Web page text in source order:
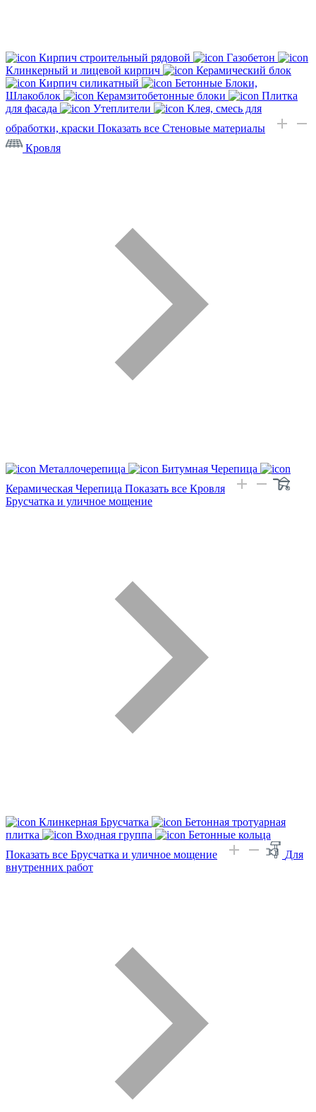
Кирпич строительный рядовой
Газобетон
Клинкерный и лицевой кирпич
Керамический блок
Кирпич силикатный
Бетонные Блоки,
Шлакоблок
Керамзитобетонные блоки
Плитка
для фасада
Утеплители
Клея, смесь для
обработки, краски Показать все Стеновые материалы
Кровля
Металлочерепица
Битумная Черепица
Керамическая Черепица Показать все Кровля
Брусчатка и уличное мощение
Клинкерная Брусчатка
Бетонная тротуарная
плитка
Входная группа
Бетонные кольца
Показать все Брусчатка и уличное мощение
Для
внутренних работ